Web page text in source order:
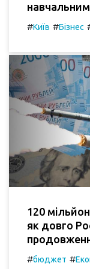
#Київ #Бізнес
120
як довго
#бюджет #